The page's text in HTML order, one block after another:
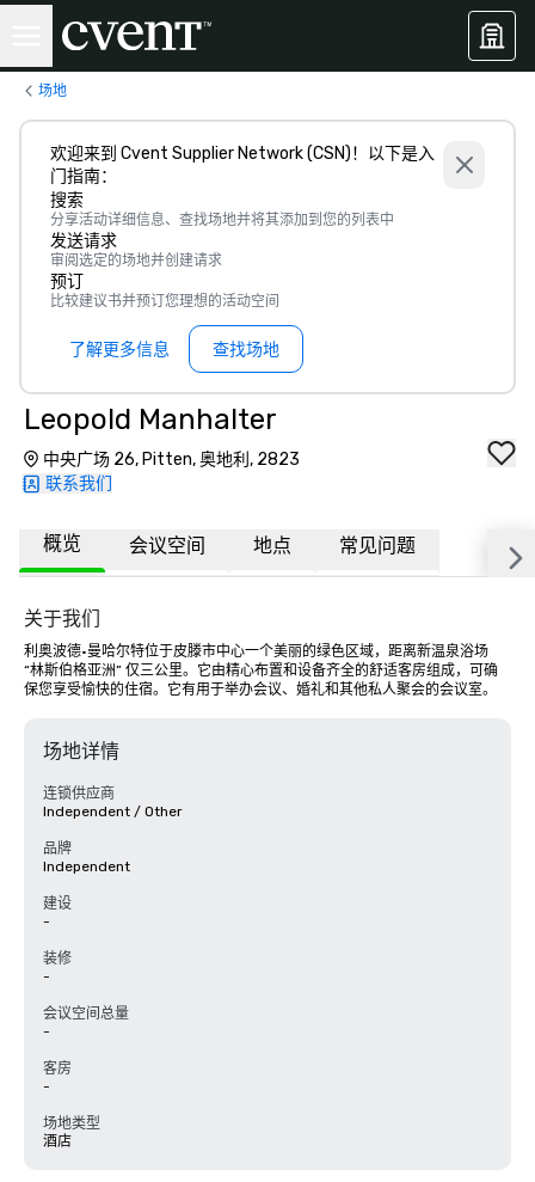
场地
欢迎来到 Cvent Supplier Network (CSN)！以下是入
门指南：
搜索
分享活动详细信息、查找场地并将其添加到您的列表中
发送请求
审阅选定的场地并创建请求
预订
比较建议书并预订您理想的活动空间
了解更多信息 查找场地
Leopold Manhalter
中央广场 26, Pitten, 奥地利, 2823
联系我们
概览 会议空间 地点 常见问题
关于我们
利奥波德·曼哈尔特位于皮滕市中心一个美丽的绿色区域，距离新温泉浴场
“林斯伯格亚洲” 仅三公里。它由精心布置和设备齐全的舒适客房组成，可确
保您享受愉快的住宿。它有用于举办会议、婚礼和其他私人聚会的会议室。
场地详情
连锁供应商
Independent / Other
品牌
Independent
建设
-
装修
-
会议空间总量
-
客房
-
场地类型
酒店